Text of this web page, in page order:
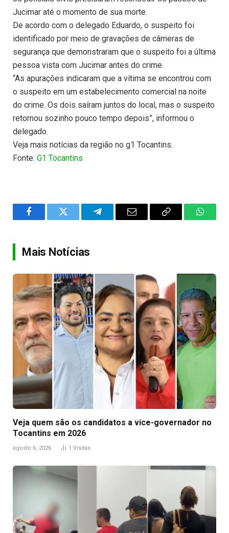
Jucimar até o momento de sua morte.
De acordo com o delegado Eduardo, o suspeito foi
identificado por meio de gravações de câmeras de
segurança que demonstraram que o suspeito foi a última
pessoa vista com Jucimar antes do crime.
“As apurações indicaram que a vítima se encontrou com
o suspeito em um estabelecimento comercial na noite
do crime. Os dois saíram juntos do local, mas o suspeito
retornou sozinho pouco tempo depois”, informou o
delegado.
Veja mais notícias da região no g1 Tocantins.
Fonte: G1 Tocantins
FacebookTwitter TelegramEmail
Copy
Mais Notícias
Veja quem são os candidatos a vice-governador no
Tocantins em 2026
agosto 6, 2026 1 Visitas